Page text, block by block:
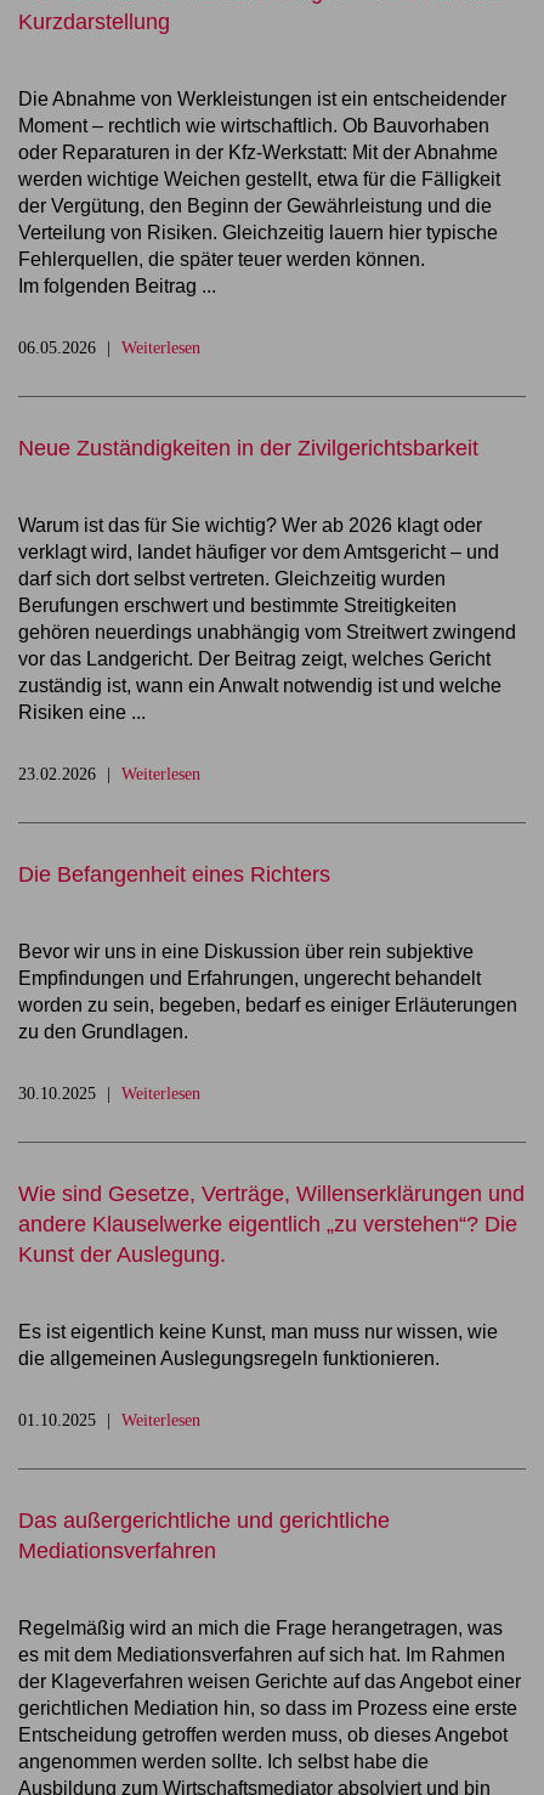
Kurzdarstellung
Die Abnahme von Werkleistungen ist ein entscheidender
Moment – rechtlich wie wirtschaftlich. Ob Bauvorhaben
oder Reparaturen in der Kfz-Werkstatt: Mit der Abnahme
werden wichtige Weichen gestellt, etwa für die Fälligkeit
der Vergütung, den Beginn der Gewährleistung und die
Verteilung von Risiken. Gleichzeitig lauern hier typische
Fehlerquellen, die später teuer werden können.
Im folgenden Beitrag ...
06.05.2026 Weiterlesen
Neue Zuständigkeiten in der Zivilgerichtsbarkeit
Warum ist das für Sie wichtig? Wer ab 2026 klagt oder
verklagt wird, landet häufiger vor dem Amtsgericht – und
darf sich dort selbst vertreten. Gleichzeitig wurden
Berufungen erschwert und bestimmte Streitigkeiten
gehören neuerdings unabhängig vom Streitwert zwingend
vor das Landgericht. Der Beitrag zeigt, welches Gericht
zuständig ist, wann ein Anwalt notwendig ist und welche
Risiken eine ...
23.02.2026 Weiterlesen
Die Befangenheit eines Richters
Bevor wir uns in eine Diskussion über rein subjektive
Empfindungen und Erfahrungen, ungerecht behandelt
worden zu sein, begeben, bedarf es einiger Erläuterungen
zu den Grundlagen.
30.10.2025 Weiterlesen
Wie sind Gesetze, Verträge, Willenserklärungen und
andere Klauselwerke eigentlich „zu verstehen“? Die
Kunst der Auslegung.
Es ist eigentlich keine Kunst, man muss nur wissen, wie
die allgemeinen Auslegungsregeln funktionieren.
01.10.2025 Weiterlesen
Das außergerichtliche und gerichtliche
Mediationsverfahren
Regelmäßig wird an mich die Frage herangetragen, was
es mit dem Mediationsverfahren auf sich hat. Im Rahmen
der Klageverfahren weisen Gerichte auf das Angebot einer
gerichtlichen Mediation hin, so dass im Prozess eine erste
Entscheidung getroffen werden muss, ob dieses Angebot
angenommen werden sollte. Ich selbst habe die
Ausbildung zum Wirtschaftsmediator absolviert und bin